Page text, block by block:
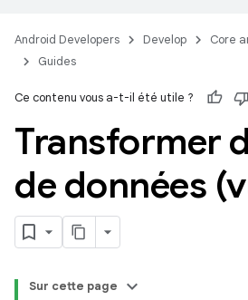
Android Developers Develop Core
Guides
Ce contenu vous a-t-il été utile ?
Transformer
de données
Sur cette page